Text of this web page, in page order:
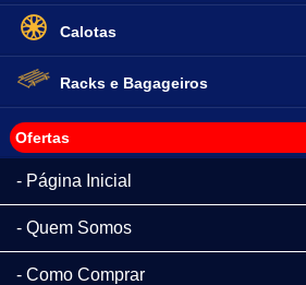
Calotas
Racks e Bagageiros
Ofertas
Página Inicial
Quem Somos
Como Comprar